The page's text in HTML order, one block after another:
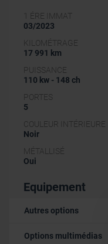
1 ÉRE IMMAT
03/2023
KILOMÉTRAGE
17 991 km
PUISSANCE
110 kw - 148 ch
PORTES
5
COULEUR INTÉRIEURE
Noir
MÉTALLISÉ
Oui
Equipement
Autres options
Options multimédias